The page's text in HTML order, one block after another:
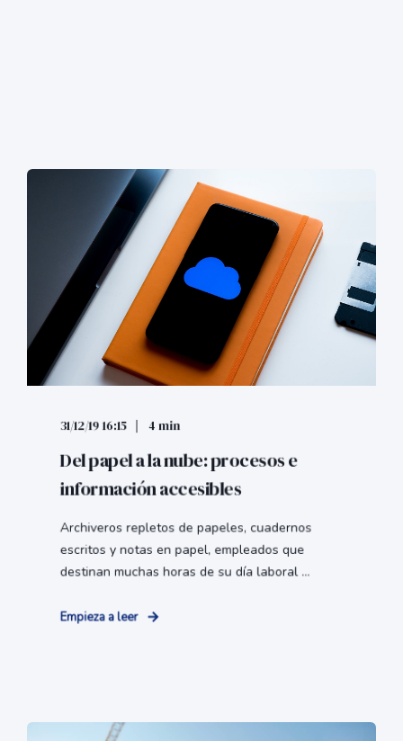
31/12/19 16:15 4 min
Del papel a la nube: procesos e
información accesibles
Archiveros repletos de papeles, cuadernos
escritos y notas en papel, empleados que
destinan muchas horas de su día laboral ...
Empieza a leer